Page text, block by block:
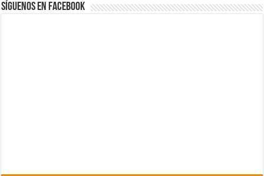
Síguenos en Facebook